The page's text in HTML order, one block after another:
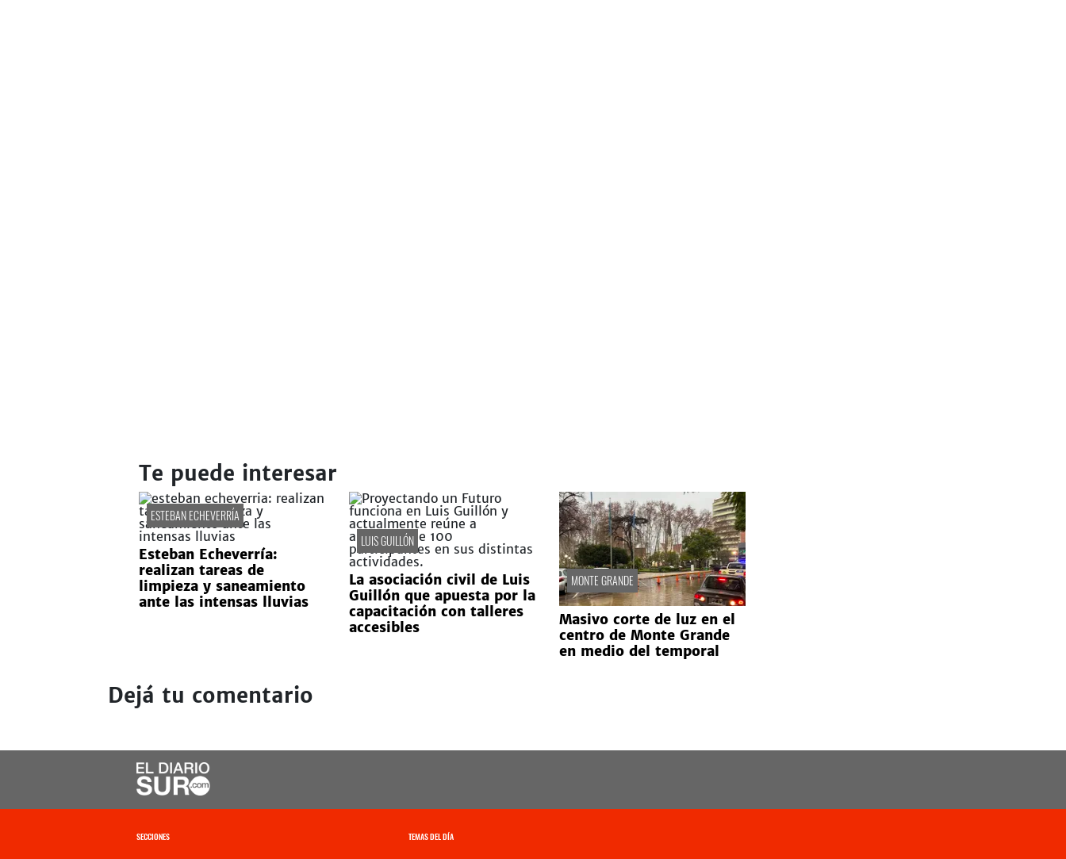
Te puede interesar
ESTEBAN ECHEVERRÍA
Esteban Echeverría:
realizan tareas de
limpieza y saneamiento
ante las intensas lluvias
LUIS GUILLÓN
La asociación civil de Luis
Guillón que apuesta por la
capacitación con talleres
accesibles
MONTE GRANDE
Masivo corte de luz en el
centro de Monte Grande
en medio del temporal
Dejá tu comentario
SECCIONES TEMAS DEL DÍA